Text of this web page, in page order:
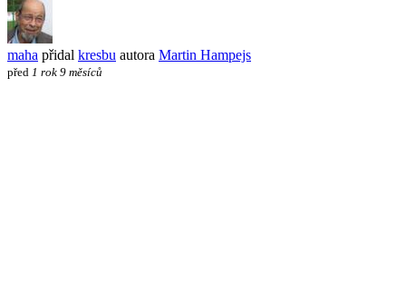
maha přidal kresbu autora Martin Hampejs
před 1 rok 9 měsíců